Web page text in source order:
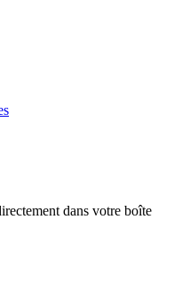
dans votre boîte